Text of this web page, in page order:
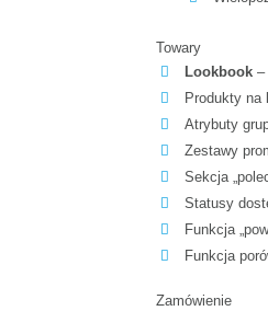
Towary
Lookbook –
Produkty na
Atrybuty
Zestawy
Sekcja
Statusy
Funkcja
Funkcja
Zamówienie